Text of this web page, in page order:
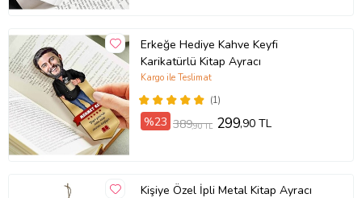
Erkeğe Hediye Kahve Keyfi
Karikatürlü Kitap Ayracı
(1)
Kargo ile Teslimat
%23 389,90 TL 299,90 TL
Kişiye Özel İpli Metal Kitap Ayracı